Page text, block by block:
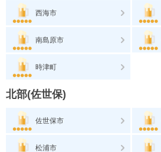
西海市
南島原市
時津町
北部(佐世保)
佐世保市
松浦市